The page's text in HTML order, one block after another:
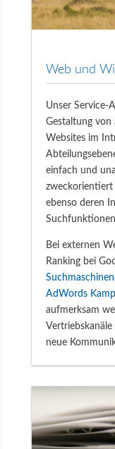
Web und
Unser Service-
Gestaltung von
Websites im
einfach und
ebenso deren
Bei externen
Ranking bei
AdWords
aufmerksam
Vertriebskanäle
neue